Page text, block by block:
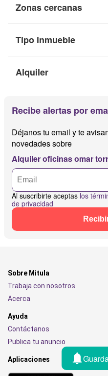
Zonas cercanas
Tipo inmueble
Alquiler
Recibe alertas por
Déjanos tu email y te
novedades sobre
Alquiler oficinas omar
Al suscribirte aceptas los
de privacidad
Sobre Mitula
Trabaja con nosotros
Acerca
Ayuda
Contáctanos
Publica tu anuncio
Aplicaciones